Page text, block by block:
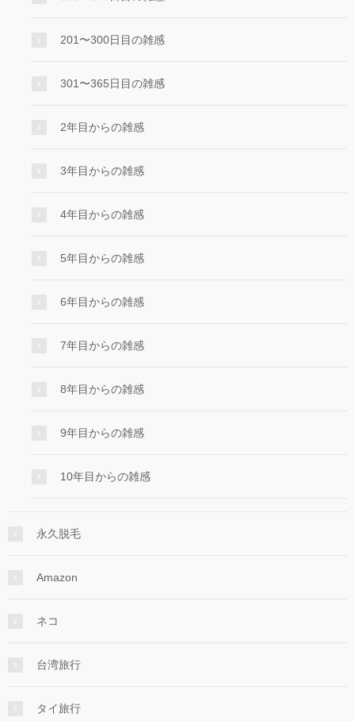
201〜300日目の雑感
301〜365日目の雑感
2年目からの雑感
3年目からの雑感
4年目からの雑感
5年目からの雑感
6年目からの雑感
7年目からの雑感
8年目からの雑感
9年目からの雑感
10年目からの雑感
永久脱毛
Amazon
ネコ
台湾旅行
タイ旅行